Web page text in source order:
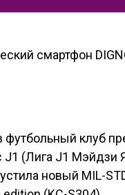
клуб
J1 (Лига J1 Мэйдзи
новый MIL-